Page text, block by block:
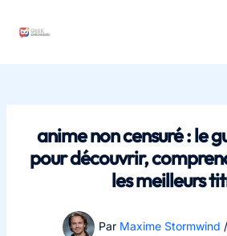
anime non censuré : le
pour découvrir,
les meilleurs
Par Maxime Stormwind /